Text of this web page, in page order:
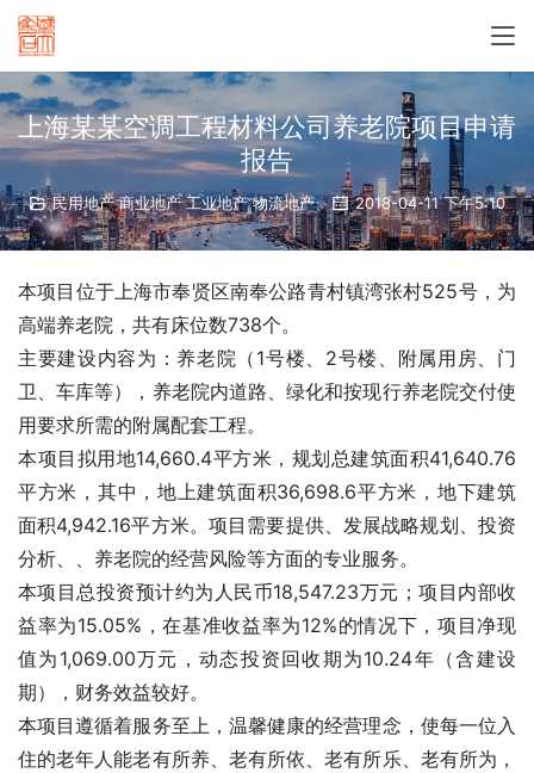
上海某某空调工程材料公司养老院项目申请
报告
民用地产 商业地产 工业地产 物流地产 2018-04-11 下午5:10
本项目位于上海市奉贤区南奉公路青村镇湾张村525号，为
高端养老院，共有床位数738个。
主要建设内容为：养老院（1号楼、2号楼、附属用房、门
卫、车库等），养老院内道路、绿化和按现行养老院交付使
用要求所需的附属配套工程。
本项目拟用地14,660.4平方米，规划总建筑面积41,640.76
平方米，其中，地上建筑面积36,698.6平方米，地下建筑
面积4,942.16平方米。项目需要提供、发展战略规划、投资
分析、 、养老院的经营风险等方面的专业服务。
本项目总投资预计约为人民币18,547.23万元；项目内部收
益率为15.05%，在基准收益率为12%的情况下，项目净现
值为1,069.00万元，动态投资回收期为10.24年（含建设
期），财务效益较好。
本项目遵循着服务至上，温馨健康的经营理念，使每一位入
住的老年人能老有所养、老有所依、老有所乐、老有所为，